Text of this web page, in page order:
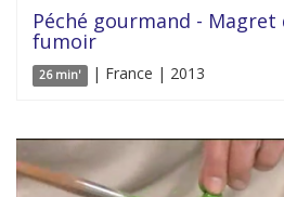
Péché gourmand - Magret
fumoir
26 min' | France | 2013